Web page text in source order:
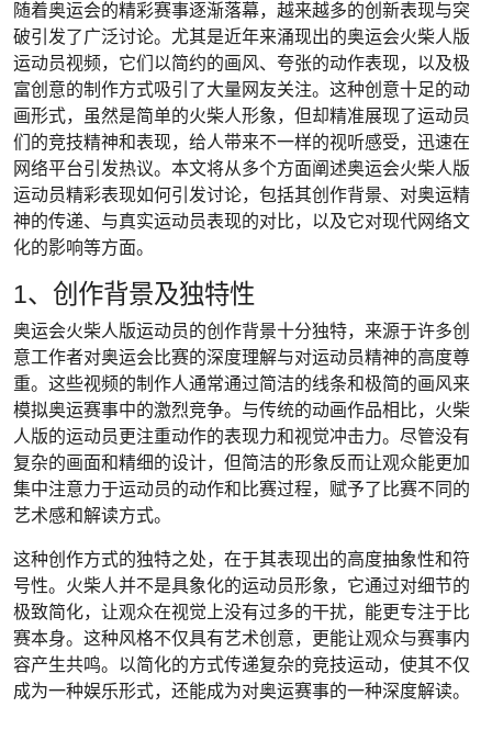
随着奥运会的精彩赛事逐渐落幕，越来越多的创新表现与突
破引发了广泛讨论。尤其是近年来涌现出的奥运会火柴人版
运动员视频，它们以简约的画风、夸张的动作表现，以及极
富创意的制作方式吸引了大量网友关注。这种创意十足的动
画形式，虽然是简单的火柴人形象，但却精准展现了运动员
们的竞技精神和表现，给人带来不一样的视听感受，迅速在
网络平台引发热议。本文将从多个方面阐述奥运会火柴人版
运动员精彩表现如何引发讨论，包括其创作背景、对奥运精
神的传递、与真实运动员表现的对比，以及它对现代网络文
化的影响等方面。
1、创作背景及独特性
奥运会火柴人版运动员的创作背景十分独特，来源于许多创
意工作者对奥运会比赛的深度理解与对运动员精神的高度尊
重。这些视频的制作人通常通过简洁的线条和极简的画风来
模拟奥运赛事中的激烈竞争。与传统的动画作品相比，火柴
人版的运动员更注重动作的表现力和视觉冲击力。尽管没有
复杂的画面和精细的设计，但简洁的形象反而让观众能更加
集中注意力于运动员的动作和比赛过程，赋予了比赛不同的
艺术感和解读方式。
这种创作方式的独特之处，在于其表现出的高度抽象性和符
号性。火柴人并不是具象化的运动员形象，它通过对细节的
极致简化，让观众在视觉上没有过多的干扰，能更专注于比
赛本身。这种风格不仅具有艺术创意，更能让观众与赛事内
容产生共鸣。以简化的方式传递复杂的竞技运动，使其不仅
成为一种娱乐形式，还能成为对奥运赛事的一种深度解读。